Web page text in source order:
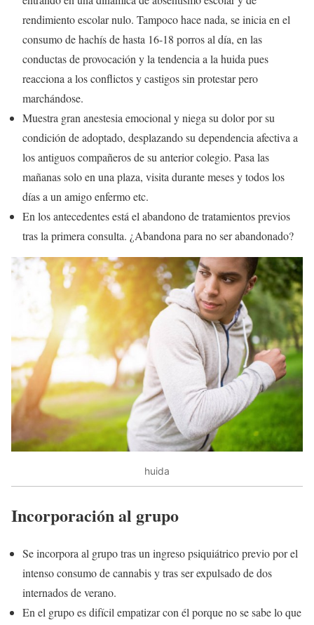
rendimiento escolar nulo. Tampoco hace nada, se inicia en el
consumo de hachís de hasta 16-18 porros al día, en las
conductas de provocación y la tendencia a la huida pues
reacciona a los conflictos y castigos sin protestar pero
marchándose.
Muestra gran anestesia emocional y niega su dolor por su
condición de adoptado, desplazando su dependencia afectiva a
los antiguos compañeros de su anterior colegio. Pasa las
mañanas solo en una plaza, visita durante meses y todos los
días a un amigo enfermo etc.
En los antecedentes está el abandono de tratamientos previos
tras la primera consulta. ¿Abandona para no ser abandonado?
huida
Incorporación al grupo
Se incorpora al grupo tras un ingreso psiquiátrico previo por el
intenso consumo de cannabis y tras ser expulsado de dos
internados de verano.
En el grupo es difícil empatizar con él porque no se sabe lo que